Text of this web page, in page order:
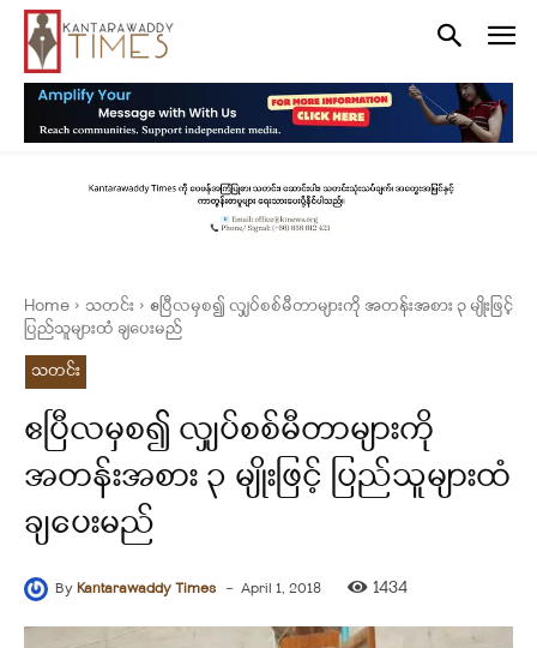
Home သတင်း
ဧပြီလမှစ၍ လျှပ်စစ်မီတာများကို အတန်းအစား ၃ မျိုးဖြင့်
ပြည်သူများထံ ချပေးမည်
သတင်း
ဧပြီလမှစ၍ လျှပ်စစ်မီတာများကို
အတန်းအစား ၃ မျိုးဖြင့် ပြည်သူများထံ
ချပေးမည်
ByKantarawaddy Times - April 1, 2018 1434